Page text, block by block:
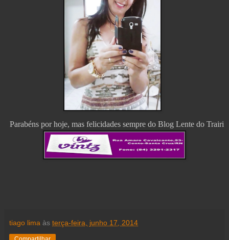
Parabéns por hoje, mas felicidades sempre do Blog Lente do Trairi
tiago lima às terça-feira, junho 17, 2014